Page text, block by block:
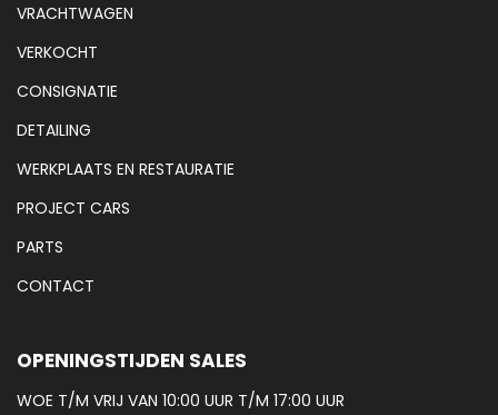
VRACHTWAGEN
VERKOCHT
CONSIGNATIE
DETAILING
WERKPLAATS EN RESTAURATIE
PROJECT CARS
PARTS
CONTACT
OPENINGSTIJDEN SALES
WOE T/M VRIJ VAN 10:00 UUR T/M 17:00 UUR